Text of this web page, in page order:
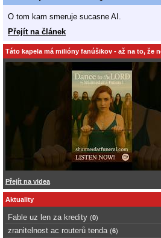
O tom kam smeruje sucasne AI.
Přejít na článek
Táto kapela má milióny fanúšikov - až na to, že
Přejít na videa
Aktuality
Fable uz len za kredity (0)
zranitelnost ac routerů tenda (6)